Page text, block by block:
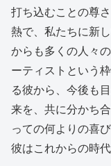
打ち込むことの尊
熱で、私たちに新
からも多くの人々
ーティストという
る彼から、今後も
来を、共に分かち
っての何よりの喜
彼はこれからの時